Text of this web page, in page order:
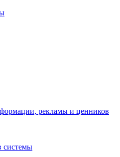
рекламы и ценников
системы